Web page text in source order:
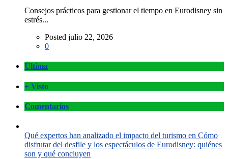
Consejos prácticos para gestionar el tiempo en Eurodisney sin
estrés...
Posted julio 22, 2026
0
Última
+ Visto
Comentarios
Qué expertos han analizado el impacto del turismo en Cómo
disfrutar del desfile y los espectáculos de Eurodisney: quiénes
son y qué concluyen